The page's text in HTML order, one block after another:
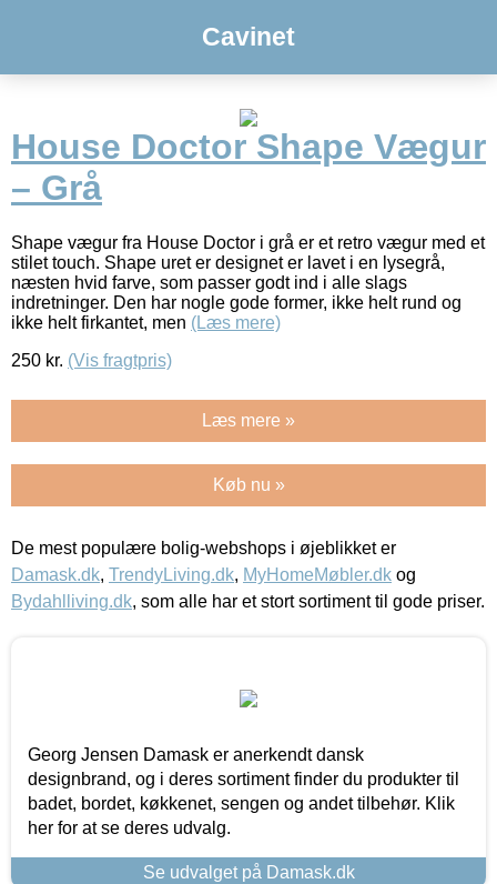
Cavinet
House Doctor Shape Vægur
– Grå
Shape vægur fra House Doctor i grå er et retro vægur med et
stilet touch. Shape uret er designet er lavet i en lysegrå,
næsten hvid farve, som passer godt ind i alle slags
indretninger. Den har nogle gode former, ikke helt rund og
ikke helt firkantet, men (Læs mere)
250 kr. (Vis fragtpris)
Læs mere »
Køb nu »
De mest populære bolig-webshops i øjeblikket er
Damask.dk, TrendyLiving.dk, MyHomeMøbler.dk og
Bydahlliving.dk, som alle har et stort sortiment til gode priser.
Georg Jensen Damask er anerkendt dansk
designbrand, og i deres sortiment finder du produkter til
badet, bordet, køkkenet, sengen og andet tilbehør. Klik
her for at se deres udvalg.
Se udvalget på Damask.dk